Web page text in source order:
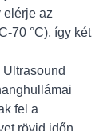
elérje az
70 °C), így két
fel a
rövid időn